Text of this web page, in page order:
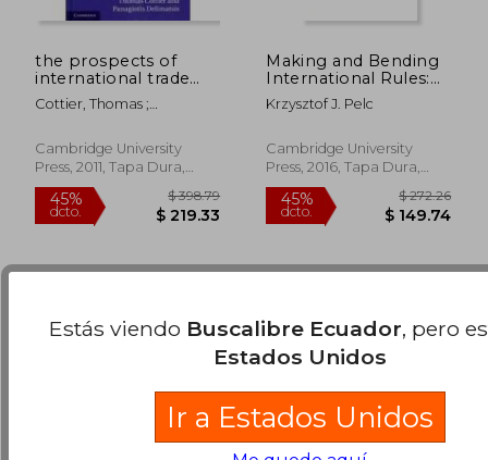
dcto. $ 104.57 dcto.
the prospects of
international trade
regulation,from
fragmentation to
Cottier, Thomas ;
Cambridge University
Press, 2011, Tapa Dura,
Nuevo
Making and Bending
International Rules:
The Design of
Exceptions and
Trade law (en Inglés)
Krzysztof J. Pelc
Cambridge University
Press, 2016, Tapa Dura,
Nuevo
Estás viendo Buscalibre Ecuador, pero
Estados Unidos
Ir a Estados Unidos